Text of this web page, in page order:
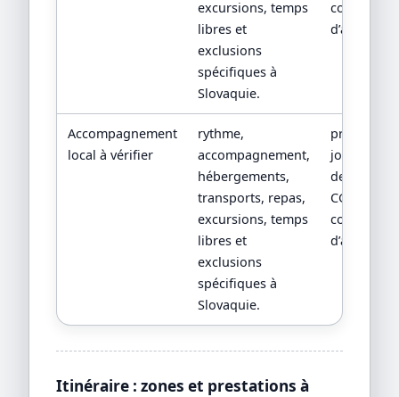
excursions, temps
libres et
exclusions
spécifiques à
Slovaquie.
conditions
Accompagnement
local à vérifier
rythme,
accompagnement,
hébergements,
transports, repas,
excursions, temps
libres et
exclusions
spécifiques à
Slovaquie.
jour par
devis
CGV/CPV et
conditions
Itinéraire : zones et prestations à